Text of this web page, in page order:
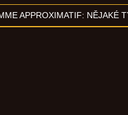
APPROXIMATIF: NĚJAKÉ